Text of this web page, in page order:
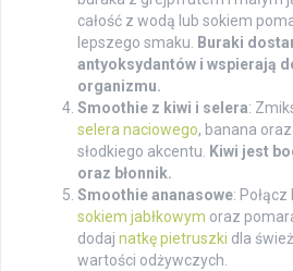
całość z wodą lub sokiem
lepszego smaku. Buraki
antyoksydantów i wspierają
organizmu.
Smoothie z kiwi i selera:
selera naciowego, banana
słodkiego akcentu. Kiwi jest
oraz błonnik.
Smoothie ananasowe:
sokiem jabłkowym oraz
dodaj natkę pietruszki dla
wartości odżywczych.